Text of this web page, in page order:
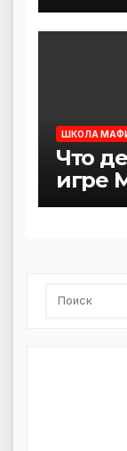
ШКОЛА
Что
игре